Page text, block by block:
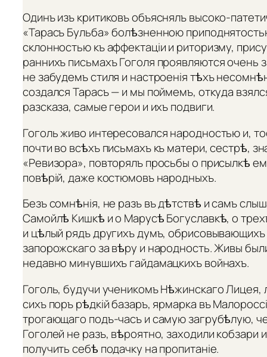
Одинъ изъ критиковъ объяснялъ высоко-
«Тарасъ Бульба» болѣзненною
склонностью къ аффектаціи и риторизму,
раннихъ письмахъ Гоголя проявляются очень
не забудемъ стиля и настроенія тѣхъ
создался Тарасъ — и мы поймемъ, откуда
разсказа, самые герои и ихъ подвиги.
Гоголь живо интересовался народностью и,
почти во всѣхъ письмахъ къ матери, сестрѣ,
«Ревизора», повторялъ просьбы о присылкѣ
повѣрій, даже костюмовъ народныхъ.
Безъ сомнѣнія, не разъ въ дѣтствѣ и самъ
Самойлѣ Кишкѣ и о Марусѣ Богуславкѣ, о
и цѣлый рядъ другихъ думъ,
запорожскаго за вѣру и народность. Живы
недавно минувшихъ гайдамацкихъ войнахъ.
Гоголь, будучи ученикомъ Нѣжинскаго
сихъ поръ рѣдкій базаръ, ярмарка въ
трогающаго подъ-часъ и самую загрубѣлую,
Гоголей не разъ, вѣроятно, заходили кобзари
получить себѣ подачку на пропитаніе.